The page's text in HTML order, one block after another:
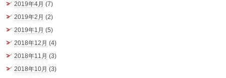
2019年4月 (7)
2019年2月 (2)
2019年1月 (5)
2018年12月 (4)
2018年11月 (3)
2018年10月 (3)